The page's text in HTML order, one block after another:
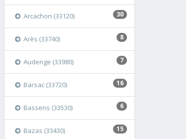
30
Arcachon (33120)
8
Arès (33740)
7
Audenge (33980)
16
Barsac (33720)
6
Bassens (33530)
15
Bazas (33430)